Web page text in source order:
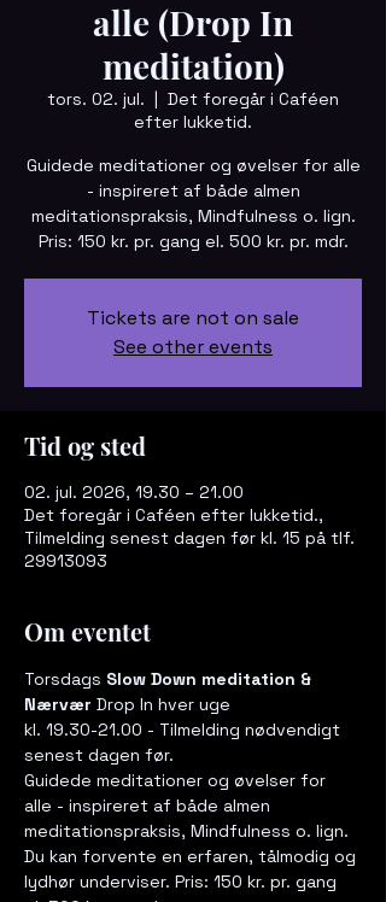
alle (Drop In
meditation)
tors. 02. jul.
  |
Det foregår i Caféen
efter lukketid.
Guidede meditationer og øvelser for alle
- inspireret af både almen
meditationspraksis, Mindfulness o. lign.
Pris: 150 kr. pr. gang el. 500 kr. pr. mdr.
Tickets are not on sale
See other events
Tid og sted
02. jul. 2026, 19.30 – 21.00
Det foregår i Caféen efter lukketid.,
Tilmelding senest dagen før kl. 15 på tlf.
29913093
Om eventet
Torsdags Slow Down meditation &
Nærvær Drop In hver uge
kl. 19.30-21.00 - Tilmelding nødvendigt
senest dagen før.
Guidede meditationer og øvelser for
alle - inspireret af både almen
meditationspraksis, Mindfulness o. lign.
Du kan forvente en erfaren, tålmodig og
lydhør underviser. Pris: 150 kr. pr. gang